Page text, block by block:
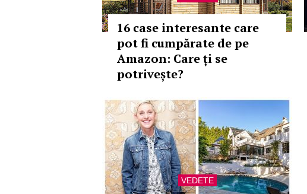
16 case interesante care
pot fi cumpărate de pe
Amazon: Care ți se
potrivește?
VEDETE